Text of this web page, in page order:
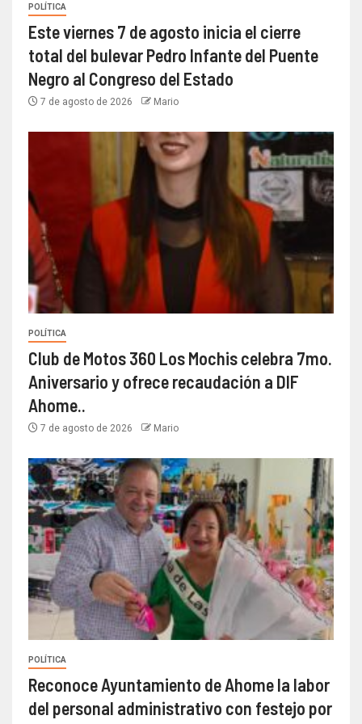
POLÍTICA
Este viernes 7 de agosto inicia el cierre
total del bulevar Pedro Infante del Puente
Negro al Congreso del Estado
7 de agosto de 2026 Mario
POLÍTICA
Club de Motos 360 Los Mochis celebra 7mo.
Aniversario y ofrece recaudación a DIF
Ahome..
7 de agosto de 2026 Mario
POLÍTICA
Reconoce Ayuntamiento de Ahome la labor
del personal administrativo con festejo por